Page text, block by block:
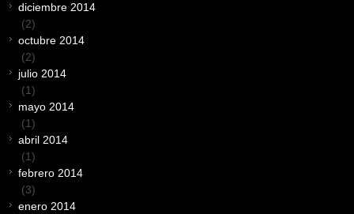
diciembre 2014
(2)
octubre 2014
(2)
julio 2014
(1)
mayo 2014
(1)
abril 2014
(1)
febrero 2014
(3)
enero 2014